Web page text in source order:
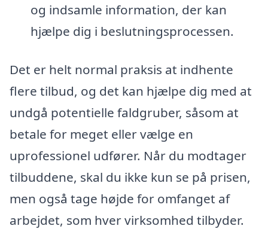
og indsamle information, der kan
hjælpe dig i beslutningsprocessen.
Det er helt normal praksis at indhente
flere tilbud, og det kan hjælpe dig med at
undgå potentielle faldgruber, såsom at
betale for meget eller vælge en
uprofessionel udfører. Når du modtager
tilbuddene, skal du ikke kun se på prisen,
men også tage højde for omfanget af
arbejdet, som hver virksomhed tilbyder.